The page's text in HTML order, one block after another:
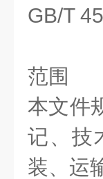
GB/T
范围
本文件
记、技
装、运